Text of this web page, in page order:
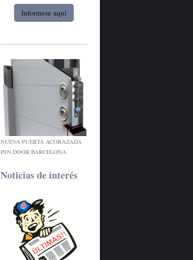
Informese aquí
NUEVA PUERTA ACORAZADA
INN.DOOR BARCELONA
Noticias de interés